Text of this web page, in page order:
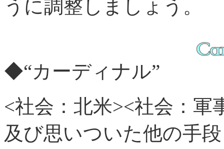
うに調整しましょう。
◆“カーディナル”
<社会：北米><社会：軍
及び思いついた他の手段